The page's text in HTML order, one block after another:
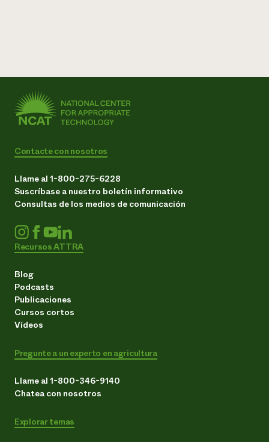
Contacte con nosotros
Llame al 1-800-275-6228
Suscríbase a nuestro boletín informativo
Consultas de los medios de comunicación
Recursos ATTRA
Blog
Podcasts
Publicaciones
Cursos cortos
Vídeos
Pregunte a un experto en agricultura
Llame al 1-800-346-9140
Chatea con nosotros
Explorar temas